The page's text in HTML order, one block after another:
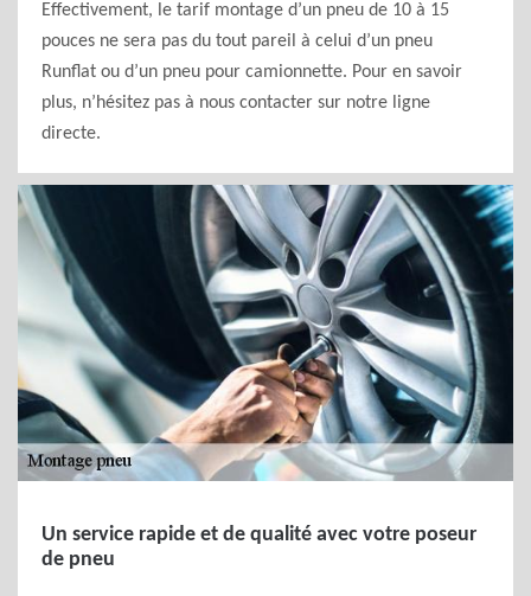
Effectivement, le tarif montage d’un pneu de 10 à 15
pouces ne sera pas du tout pareil à celui d’un pneu
Runflat ou d’un pneu pour camionnette. Pour en savoir
plus, n’hésitez pas à nous contacter sur notre ligne
directe.
Un service rapide et de qualité avec votre poseur
de pneu